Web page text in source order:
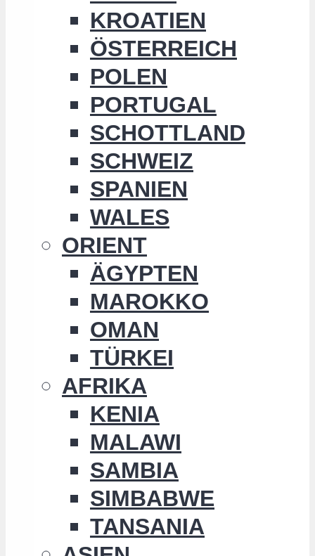
KROATIEN
ÖSTERREICH
POLEN
PORTUGAL
SCHOTTLAND
SCHWEIZ
SPANIEN
WALES
ORIENT
ÄGYPTEN
MAROKKO
OMAN
TÜRKEI
AFRIKA
KENIA
MALAWI
SAMBIA
SIMBABWE
TANSANIA